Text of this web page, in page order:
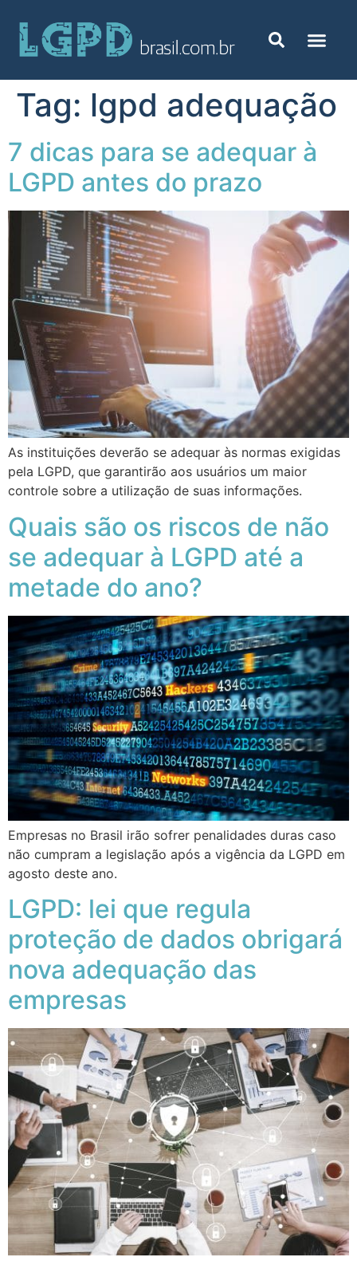
Tag: lgpd adequação
7 dicas para se adequar à
LGPD antes do prazo
As instituições deverão se adequar às normas exigidas
pela LGPD, que garantirão aos usuários um maior
controle sobre a utilização de suas informações.
Quais são os riscos de não
se adequar à LGPD até a
metade do ano?
Empresas no Brasil irão sofrer penalidades duras caso
não cumpram a legislação após a vigência da LGPD em
agosto deste ano.
LGPD: lei que regula
proteção de dados obrigará
nova adequação das
empresas